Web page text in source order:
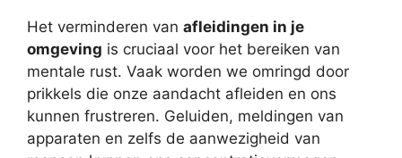
Het verminderen van afleidingen in je
omgeving is cruciaal voor het bereiken van
mentale rust. Vaak worden we omringd door
prikkels die onze aandacht afleiden en ons
kunnen frustreren. Geluiden, meldingen van
apparaten en zelfs de aanwezigheid van